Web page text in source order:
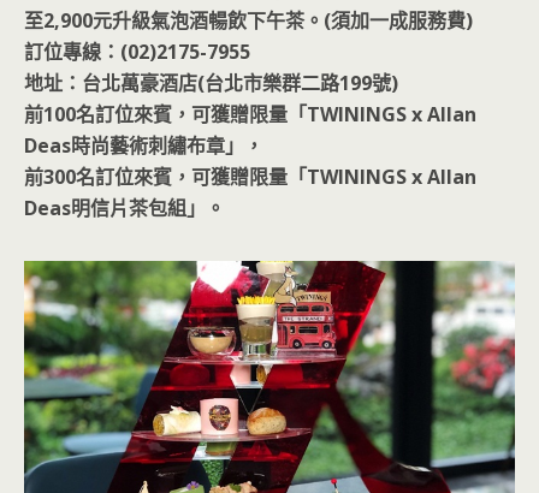
至2,900元升級氣泡酒暢飲下午茶。(須加一成服務費)
訂位專線：(02)2175-7955
地址：台北萬豪酒店(台北市樂群二路199號)
前100名訂位來賓，可獲贈限量「TWININGS x Allan
Deas時尚藝術刺繡布章」，
前300名訂位來賓，可獲贈限量「TWININGS x Allan
Deas明信片茶包組」。